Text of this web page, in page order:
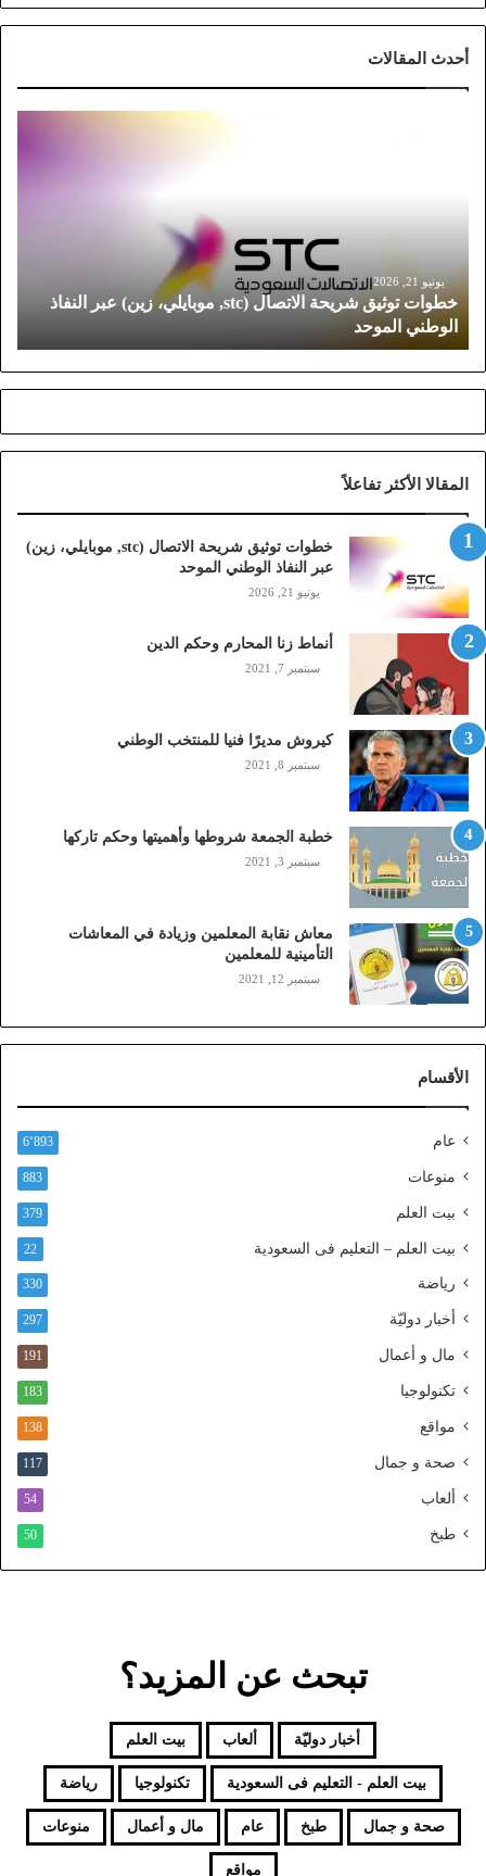
أحدث المقالات
و
ش
ر
ل
ا
ت
ص
ل
(
s
,
م
و
ب
ا
ي
ل
ي
ز
ي
ن
)
ا
ل
ف
ا
ا
ل
ط
ا
م
و
د
يونيو 21, 2026
خطوات توثيق شريحة الاتصال (stc, موبايلي، زين) عبر النفاذ
الوطني الموحد
المقالا الأكثر تفاعلاً
خطوات توثيق شريحة الاتصال (stc, موبايلي، زين)
عبر النفاذ الوطني الموحد
يونيو 21, 2026
أنماط زنا المحارم وحكم الدين
سبتمبر 7, 2021
كيروش مديرًا فنيا للمنتخب الوطني
سبتمبر 8, 2021
خطبة الجمعة شروطها وأهميتها وحكم تاركها
سبتمبر 3, 2021
معاش نقابة المعلمين وزيادة في المعاشات
التأمينية للمعلمين
سبتمبر 12, 2021
الأقسام
عام 6٬893
منوعات 883
بيت العلم 379
بيت العلم – التعليم فى السعودية 22
رياضة 330
أخبار دوليّة 297
مال و أعمال 191
تكنولوجيا 183
مواقع 138
صحة و جمال 117
ألعاب 54
طبخ 50
تبحث عن المزيد؟
أخبار دوليّة ألعاب بيت العلم
بيت العلم - التعليم فى السعودية تكنولوجيا رياضة
صحة و جمال طبخ عام مال و أعمال منوعات
مواقع